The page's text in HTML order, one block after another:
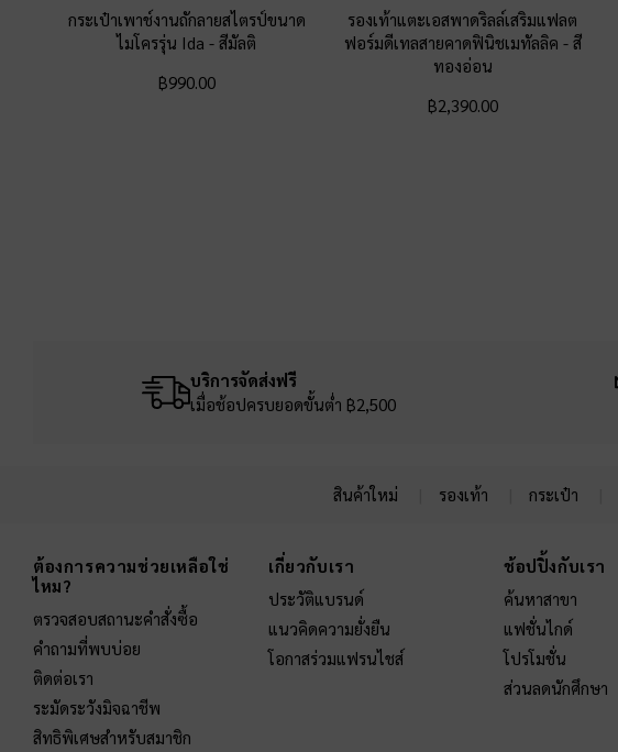
กระเป๋าเพาช์งานถักลายสไตรป์ขนาด
ไมโครรุ่น Ida-สีมัลติ
฿990.00
รองเท้าแตะเอสพาดริลล์เสริมแฟลต
ฟอร์มดีเทลสายคาดฟินิชเมทัลลิค - สี
ทองอ่อน
฿2,390.00
บริการจัดส่งฟรี
เมื่อช้อปครบยอดขั้นต่ำ ฿2,500
สินค้าใหม่ รองเท้า กระเป๋า
ต้องการความช่วยเหลือใช่
ไหม?
ตรวจสอบสถานะคำสั่งซื้อ
คำถามที่พบบ่อย
ติดต่อเรา
ระมัดระวังมิจฉาชีพ
สิทธิพิเศษสำหรับสมาชิก
เกี่ยวกับเรา
ประวัติแบรนด์
แนวคิดความยั่งยืน
โอกาสร่วมแฟรนไชส์
ช้อปปิ้งกับเรา
ค้นหาสาขา
แฟชั่นไกด์
โปรโมชั่น
ส่วนลดนักศึกษา